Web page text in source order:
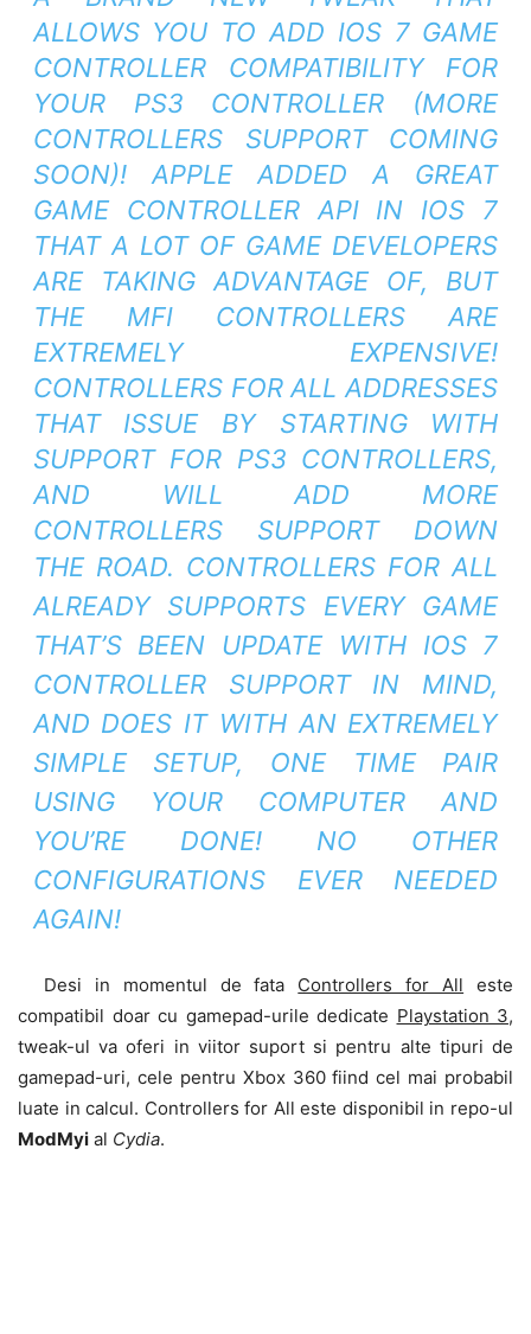
ALLOWS YOU TO ADD IOS 7 GAME
CONTROLLER COMPATIBILITY FOR
YOUR PS3 CONTROLLER (MORE
CONTROLLERS SUPPORT COMING
SOON)! APPLE ADDED A GREAT
GAME CONTROLLER API IN IOS 7
THAT A LOT OF GAME DEVELOPERS
ARE TAKING ADVANTAGE OF, BUT
THE MFI CONTROLLERS ARE
EXTREMELY EXPENSIVE!
CONTROLLERS FOR ALL ADDRESSES
THAT ISSUE BY STARTING WITH
SUPPORT FOR PS3 CONTROLLERS,
AND WILL ADD MORE
CONTROLLERS SUPPORT DOWN
THE ROAD. CONTROLLERS FOR ALL
ALREADY SUPPORTS EVERY GAME
THAT’S BEEN UPDATE WITH IOS 7
CONTROLLER SUPPORT IN MIND,
AND DOES IT WITH AN EXTREMELY
SIMPLE SETUP, ONE TIME PAIR
USING YOUR COMPUTER AND
YOU’RE DONE! NO OTHER
CONFIGURATIONS EVER NEEDED
AGAIN!
Desi in momentul de fata Controllers for All este
compatibil doar cu gamepad-urile dedicate Playstation 3,
tweak-ul va oferi in viitor suport si pentru alte tipuri de
gamepad-uri, cele pentru Xbox 360 fiind cel mai probabil
luate in calcul. Controllers for All este disponibil in repo-ul
ModMyi al Cydia.